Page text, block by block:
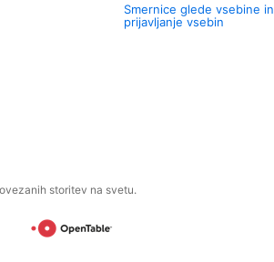
Smernice glede vsebine in
prijavljanje vsebin
storitev na svetu.